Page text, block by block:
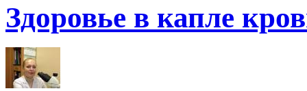
Здоровье в капле